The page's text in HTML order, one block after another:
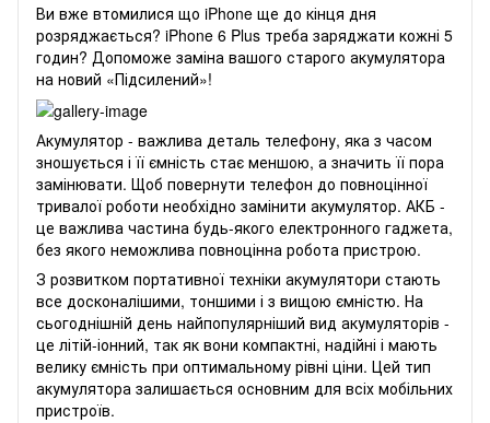
Ви вже втомилися що iPhone ще до кінця дня
розряджається? iPhone 6 Plus треба заряджати кожні 5
годин? Допоможе заміна вашого старого акумулятора
на новий «Підсилений»!
Акумулятор - важлива деталь телефону, яка з часом
зношується і її ємність стає меншою, а значить її пора
замінювати. Щоб повернути телефон до повноцінної
тривалої роботи необхідно замінити акумулятор. АКБ -
це важлива частина будь-якого електронного гаджета,
без якого неможлива повноцінна робота пристрою.
З розвитком портативної техніки акумулятори стають
все досконалішими, тоншими і з вищою ємністю. На
сьогоднішній день найпопулярніший вид акумуляторів -
це літій-іонний, так як вони компактні, надійні і мають
велику ємність при оптимальному рівні ціни. Цей тип
акумулятора залишається основним для всіх мобільних
пристроїв.